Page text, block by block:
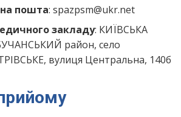
пошта: spazpsm@ukr.net
закладу: КИЇВСЬКА
район, село
вулиця Центральна, 140б